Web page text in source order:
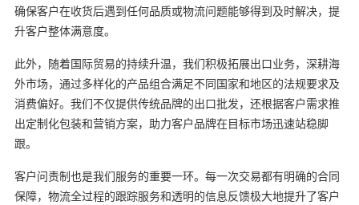
确保客户在收货后遇到任何品质或物流问题能够得到及时解决，提
升客户整体满意度。
此外，随着国际贸易的持续升温，我们积极拓展出口业务，深耕海
外市场，通过多样化的产品组合满足不同国家和地区的法规要求及
消费偏好。我们不仅提供传统品牌的出口批发，还根据客户需求推
出定制化包装和营销方案，助力客户品牌在目标市场迅速站稳脚
跟。
客户问责制也是我们服务的重要一环。每一次交易都有明确的合同
保障，物流全过程的跟踪服务和透明的信息反馈极大地提升了客户